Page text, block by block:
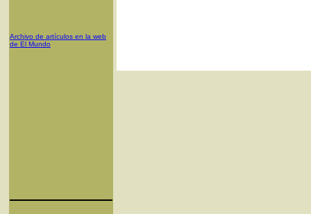
Archivo de artículos en la web
de El Mundo